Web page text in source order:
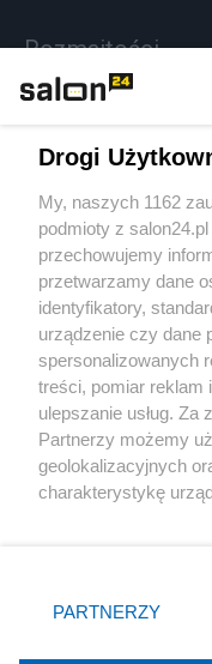
Rozmaitości
Sport
Społeczeństwo
Kultura
X
Drogi
My, naszych 1162
podmioty z
przechowujemy
przetwarzamy dane
identyfikatory,
urządzenie czy dane
spersonalizowanych
treści, pomiar reklam
ulepszanie usług. Za
Partnerzy możemy
geolokalizacyjnych
charakterystykę
zmienić/wycofać
znajdujący się w
rodzaje
PARTNERZY